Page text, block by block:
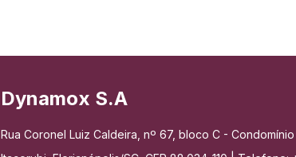
Dynamox S.A
Rua Coronel Luiz Caldeira, nº 67, bloco C -